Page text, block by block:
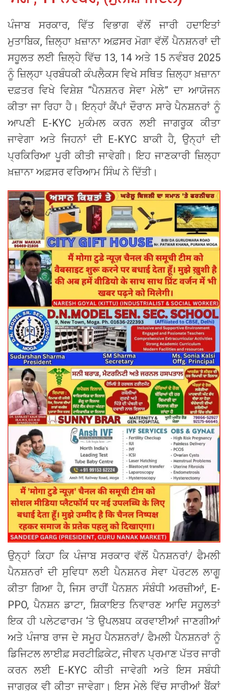
ਪੰਜਾਬ ਸਰਕਾਰ, ਵਿੱਤ ਵਿਭਾਗ ਵੱਲੋਂ ਜਾਰੀ ਹਦਾਇਤਾਂ
ਮੁਤਾਬਿਕ, ਜ਼ਿਲ੍ਹਾ ਖ਼ਜ਼ਾਨਾ ਅਫ਼ਸਰ ਮੋਗਾ ਵੱਲੋਂ ਪੈਨਸ਼ਨਰਾਂ ਦੀ
ਸਹੂਲਤ ਲਈ ਜ਼ਿਲ੍ਹੇ ਵਿੱਚ 13, 14 ਅਤੇ 15 ਨਵੰਬਰ 2025
ਨੂੰ ਜ਼ਿਲ੍ਹਾ ਪ੍ਰਬੰਧਕੀ ਕੰਪਲੈਕਸ ਵਿਖੇ ਸਥਿਤ ਜ਼ਿਲ੍ਹਾ ਖ਼ਜ਼ਾਨਾ
ਦਫ਼ਤਰ ਵਿਖੇ ਵਿਸ਼ੇਸ਼ “ਪੈਨਸ਼ਨਰ ਸੇਵਾ ਮੇਲੇ” ਦਾ ਆਯੋਜਨ
ਕੀਤਾ ਜਾ ਰਿਹਾ ਹੈ। ਇਨ੍ਹਾਂ ਕੈਂਪਾਂ ਦੌਰਾਨ ਸਾਰੇ ਪੈਨਸ਼ਨਰਾਂ ਨੂੰ
ਆਪਣੀ E-KYC ਮੁਕੰਮਲ ਕਰਨ ਲਈ ਜਾਗਰੂਕ ਕੀਤਾ
ਜਾਵੇਗਾ ਅਤੇ ਜਿਹਨਾਂ ਦੀ E-KYC ਬਾਕੀ ਹੈ, ਉਨ੍ਹਾਂ ਦੀ
ਪ੍ਰਕਿਰਿਆ ਪੂਰੀ ਕੀਤੀ ਜਾਵੇਗੀ। ਇਹ ਜਾਣਕਾਰੀ ਜ਼ਿਲ੍ਹਾ
ਖ਼ਜ਼ਾਨਾ ਅਫ਼ਸਰ ਵਰਿਆਮ ਸਿੰਘ ਨੇ ਦਿੱਤੀ।
ਉਨ੍ਹਾਂ ਕਿਹਾ ਕਿ ਪੰਜਾਬ ਸਰਕਾਰ ਵੱਲੋਂ ਪੈਨਸ਼ਨਰਾਂ/ ਫੈਮਲੀ
ਪੈਨਸ਼ਨਰਾਂ ਦੀ ਸੁਵਿਧਾ ਲਈ ਪੈਨਸ਼ਨਰ ਸੇਵਾ ਪੋਰਟਲ ਲਾਗੂ
ਕੀਤਾ ਗਿਆ ਹੈ, ਜਿਸ ਰਾਹੀਂ ਪੈਨਸ਼ਨ ਸੰਬੰਧੀ ਅਰਜ਼ੀਆਂ, E-
PPO, ਪੈਨਸ਼ਨ ਡਾਟਾ, ਸ਼ਿਕਾਇਤ ਨਿਵਾਰਣ ਆਦਿ ਸਹੂਲਤਾਂ
ਇਕ ਹੀ ਪਲੇਟਫਾਰਮ ‘ਤੇ ਉਪਲਬਧ ਕਰਵਾਈਆਂ ਜਾਣਗੀਆਂ
ਅਤੇ ਪੰਜਾਬ ਰਾਜ ਦੇ ਸਮੂਹ ਪੈਨਸ਼ਨਰਾਂ/ ਫੈਮਲੀ ਪੈਨਸ਼ਨਰਾਂ ਨੂੰ
ਡਿਜਿਟਲ ਲਾਈਫ਼ ਸਰਟੀਫ਼ਿਕੇਟ, ਜੀਵਨ ਪ੍ਰਮਾਣ ਪੱਤਰ ਜਾਰੀ
ਕਰਨ ਲਈ E-KYC ਕੀਤੀ ਜਾਵੇਗੀ ਅਤੇ ਇਸ ਸਬੰਧੀ
ਜਾਗਰੂਕ ਵੀ ਕੀਤਾ ਜਾਵੇਗਾ। ਇਸ ਮੇਲੇ ਵਿੱਚ ਸਾਰੀਆਂ ਬੈਂਕਾਂ